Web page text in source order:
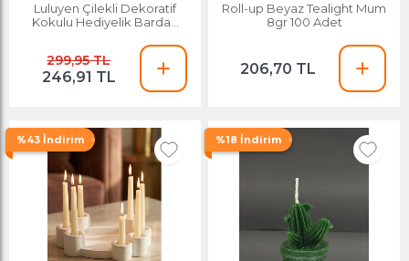
Luluyen Çilekli Dekoratif
Kokulu Hediyelik Bardak
299,95 TL
246,91 TL
Roll-up Beyaz Tealight Mum
8gr 100 Adet
206,70 TL
%43 İndirim %18 İndirim